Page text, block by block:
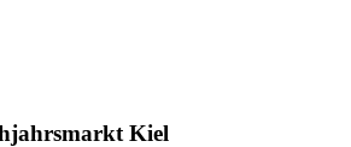
Kiel